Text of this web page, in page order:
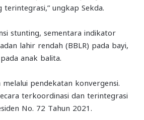
ungkap Sekda.
stunting, sementara indikator
lahir rendah (BBLR) pada bayi,
anak balita.
pendekatan konvergensi.
terkoordinasi dan terintegrasi
No. 72 Tahun 2021.